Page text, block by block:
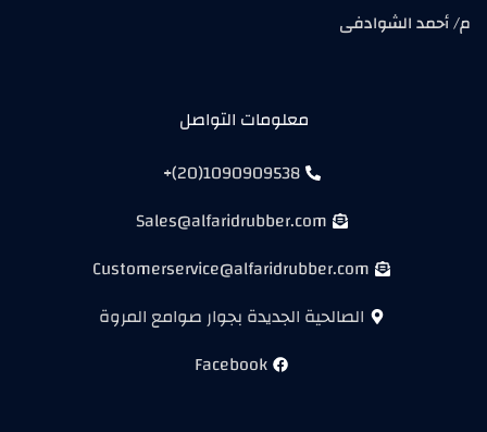
م/ أحمد الشوادفى
معلومات التواصل
1090909538(20)+
Sales@alfaridrubber.com
Customerservice@alfaridrubber.com
الصالحية الجديدة بجوار صوامع المروة
Facebook